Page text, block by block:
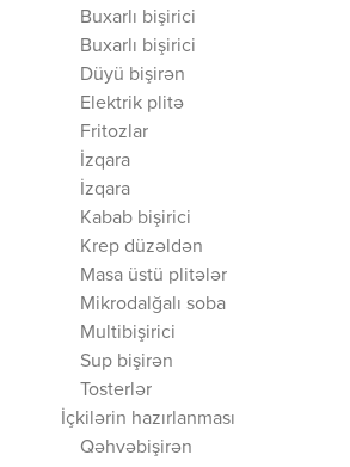
Buxarlı bişirici
Buxarlı bişirici
Düyü bişirən
Elektrik plitə
Fritozlar
İzqara
İzqara
Kabab bişirici
Krep düzəldən
Masa üstü plitələr
Mikrodalğalı soba
Multibişirici
Sup bişirən
Tosterlər
İçkilərin hazırlanması
Qəhvəbişirən